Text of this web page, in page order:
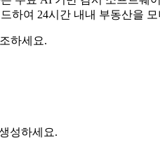
하여 24시간 내내 부동산을
하세요.
성하세요.